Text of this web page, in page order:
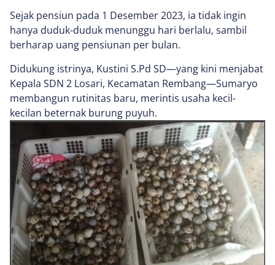
Sejak pensiun pada 1 Desember 2023, ia tidak ingin
hanya duduk-duduk menunggu hari berlalu, sambil
berharap uang pensiunan per bulan.
Didukung istrinya, Kustini S.Pd SD—yang kini menjabat
Kepala SDN 2 Losari, Kecamatan Rembang—Sumaryo
membangun rutinitas baru, merintis usaha kecil-
kecilan beternak burung puyuh.